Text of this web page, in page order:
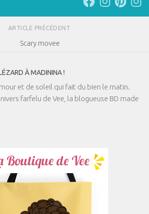
ARTICLE PRÉCÉDENT
Scary movee
À MADININA !
et de soleil qui fait du bien le matin.
farfelu de Vee, la blogueuse BD made